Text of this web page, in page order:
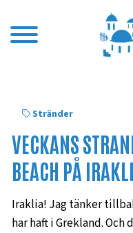
Stränder
VECKANS
BEACH PÅ
Iraklia! Jag tänker
har haft i Grekland. Och